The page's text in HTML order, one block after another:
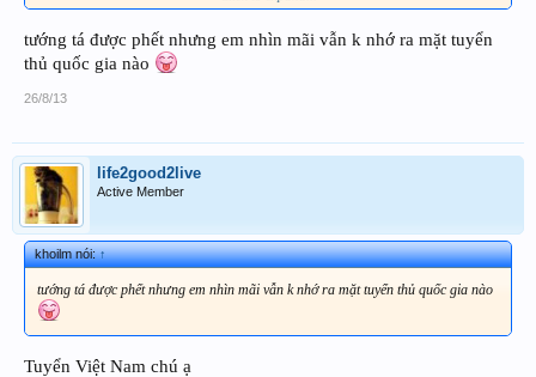
tướng tá được phết nhưng em nhìn mãi vẫn k nhớ ra mặt tuyển
thủ quốc gia nào
26/8/13
life2good2live
Active Member
khoilm nói:↑
tướng tá được phết nhưng em nhìn mãi vẫn k nhớ ra mặt tuyển thủ quốc gia nào
Tuyển Việt Nam chú ạ